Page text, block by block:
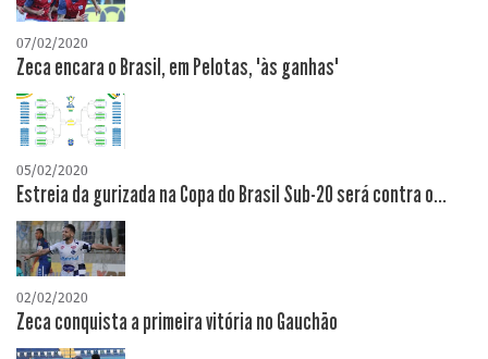
07/02/2020
Zeca encara o Brasil, em Pelotas, "às ganhas"
05/02/2020
Estreia da gurizada na Copa do Brasil Sub-20 será contra o...
02/02/2020
Zeca conquista a primeira vitória no Gauchão